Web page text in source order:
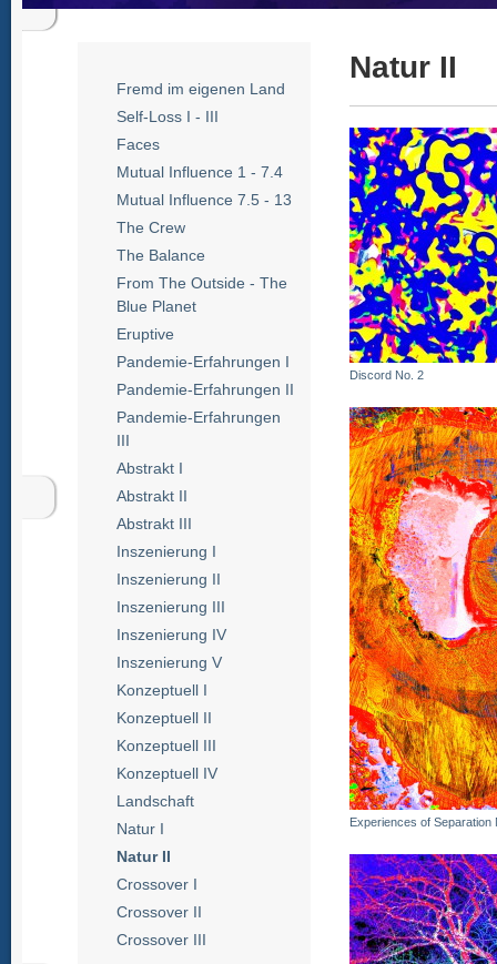
Fremd im eigenen Land
Self-Loss I - III
Faces
Mutual Influence 1 - 7.4
Mutual Influence 7.5 - 13
The Crew
The Balance
From The Outside - The
Blue Planet
Eruptive
Pandemie-Erfahrungen I
Pandemie-Erfahrungen II
Pandemie-Erfahrungen
III
Abstrakt I
Abstrakt II
Abstrakt III
Inszenierung I
Inszenierung II
Inszenierung III
Inszenierung IV
Inszenierung V
Konzeptuell I
Konzeptuell II
Konzeptuell III
Konzeptuell IV
Landschaft
Natur I
Natur II
Crossover I
Crossover II
Crossover III
Natur II
Discord No. 2
Experiences of Separation